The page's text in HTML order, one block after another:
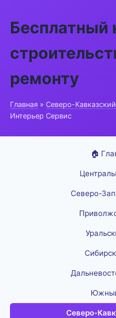
Бесплатный
ремонту
Главная » Северо-
Интерьер Сервис
🏠
Северо-
Северо-